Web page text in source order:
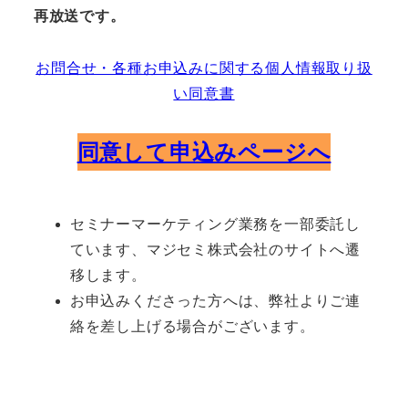
再放送です。
お問合せ・各種お申込みに関する個人情報取り扱
い同意書
同意して申込みページへ
セミナーマーケティング業務を一部委託し
ています、マジセミ株式会社のサイトへ遷
移します。
お申込みくださった方へは、弊社よりご連
絡を差し上げる場合がございます。